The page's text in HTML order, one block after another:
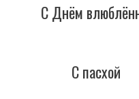
С Днём
С пасхой